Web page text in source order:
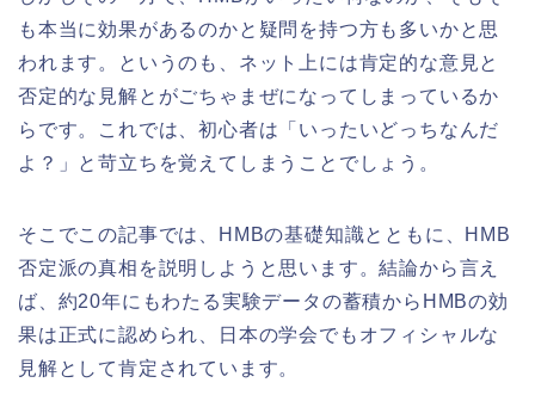
も本当に効果があるのかと疑問を持つ方も多いかと思
われます。というのも、ネット上には肯定的な意見と
否定的な見解とがごちゃまぜになってしまっているか
らです。これでは、初心者は「いったいどっちなんだ
よ？」と苛立ちを覚えてしまうことでしょう。
そこでこの記事では、HMBの基礎知識とともに、HMB
否定派の真相を説明しようと思います。結論から言え
ば、約20年にもわたる実験データの蓄積からHMBの効
果は正式に認められ、日本の学会でもオフィシャルな
見解として肯定されています。